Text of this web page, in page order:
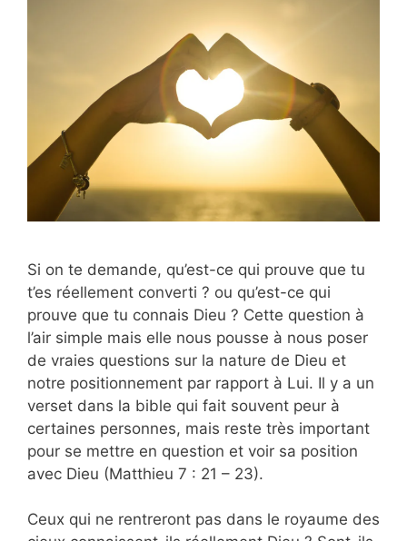
Si on te demande, qu’est-ce qui prouve que tu
t’es réellement converti ? ou qu’est-ce qui
prouve que tu connais Dieu ? Cette question à
l’air simple mais elle nous pousse à nous poser
de vraies questions sur la nature de Dieu et
notre positionnement par rapport à Lui. Il y a un
verset dans la bible qui fait souvent peur à
certaines personnes, mais reste très important
pour se mettre en question et voir sa position
avec Dieu (Matthieu 7 : 21 – 23).
Ceux qui ne rentreront pas dans le royaume des